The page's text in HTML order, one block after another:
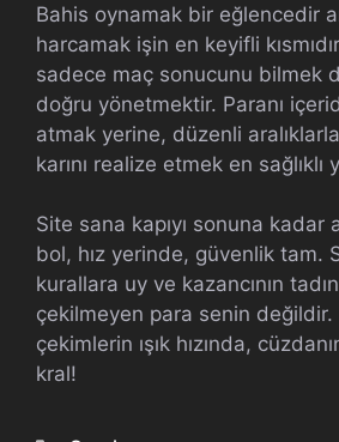
Bahis oynamak bir eğlencedir
harcamak işin en keyifli
sadece maç sonucunu bilmek
doğru yönetmektir. Paranı
atmak yerine, düzenli
karını realize etmek en sağlıklı
Site sana kapıyı sonuna kadar
bol, hız yerinde, güvenlik tam.
kurallara uy ve kazancının
çekilmeyen para senin değildir.
çekimlerin ışık hızında,
kral!